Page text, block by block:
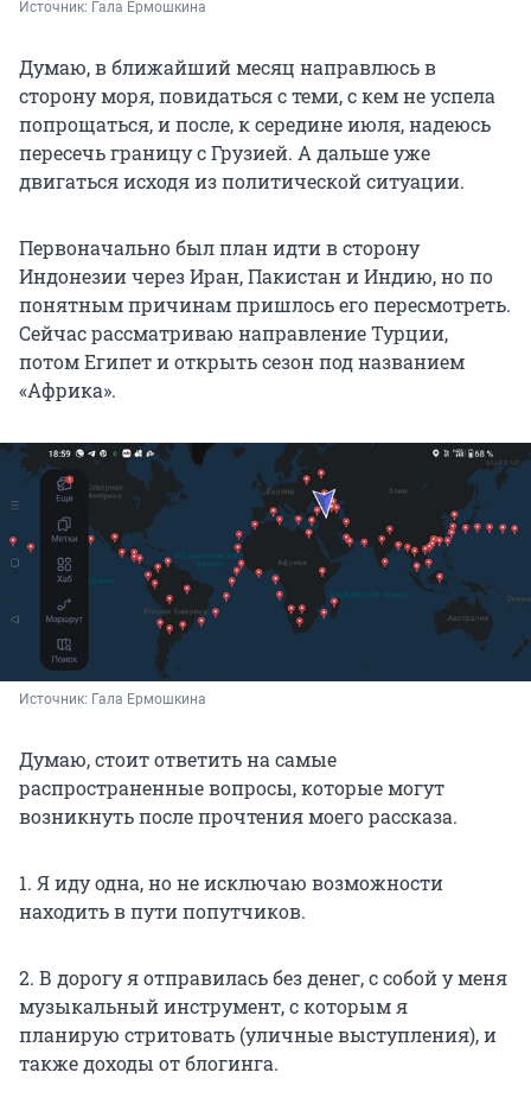
Источник: Гала Ермошкина
Думаю, в ближайший месяц направлюсь в
сторону моря, повидаться с теми, с кем не успела
попрощаться, и после, к середине июля, надеюсь
пересечь границу с Грузией. А дальше уже
двигаться исходя из политической ситуации.
Первоначально был план идти в сторону
Индонезии через Иран, Пакистан и Индию, но по
понятным причинам пришлось его пересмотреть.
Сейчас рассматриваю направление Турции,
потом Египет и открыть сезон под названием
«Африка».
Источник: Гала Ермошкина
Думаю, стоит ответить на самые
распространенные вопросы, которые могут
возникнуть после прочтения моего рассказа.
1. Я иду одна, но не исключаю возможности
находить в пути попутчиков.
2. В дорогу я отправилась без денег, с собой у меня
музыкальный инструмент, с которым я
планирую стритовать (уличные выступления), и
также доходы от блогинга.